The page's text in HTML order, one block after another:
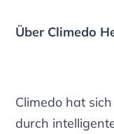
Über Climedo
Climedo hat
durch